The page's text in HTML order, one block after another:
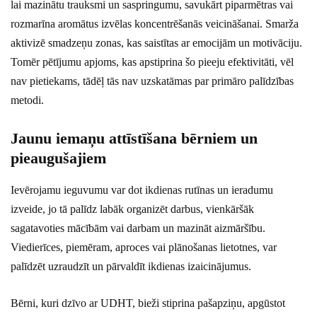
lai mazinātu trauksmi un saspringumu, savukārt piparmētras vai
rozmarīna aromātus izvēlas koncentrēšanās veicināšanai. Smarža
aktivizē smadzeņu zonas, kas saistītas ar emocijām un motivāciju.
Tomēr pētījumu apjoms, kas apstiprina šo pieeju efektivitāti, vēl
nav pietiekams, tādēļ tās nav uzskatāmas par primāro palīdzības
metodi.
Jaunu iemaņu attīstīšana bērniem un
pieaugušajiem
Ievērojamu ieguvumu var dot ikdienas rutīnas un ieradumu
izveide, jo tā palīdz labāk organizēt darbus, vienkāršāk
sagatavoties mācībām vai darbam un mazināt aizmāršību.
Viedierīces, piemēram, aproces vai plānošanas lietotnes, var
palīdzēt uzraudzīt un pārvaldīt ikdienas izaicinājumus.
Bērni, kuri dzīvo ar UDHT, bieži stiprina pašapziņu, apgūstot